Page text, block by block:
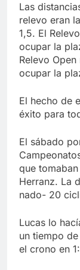
Las
relevo eran
1,5. El
ocupar la
Relevo
ocupar la
El hecho de
éxito para
El sábado
que
Herranz. La
nado- 20
Lucas lo
un tiempo
el crono en